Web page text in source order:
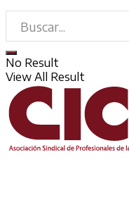
No Result
View All Result